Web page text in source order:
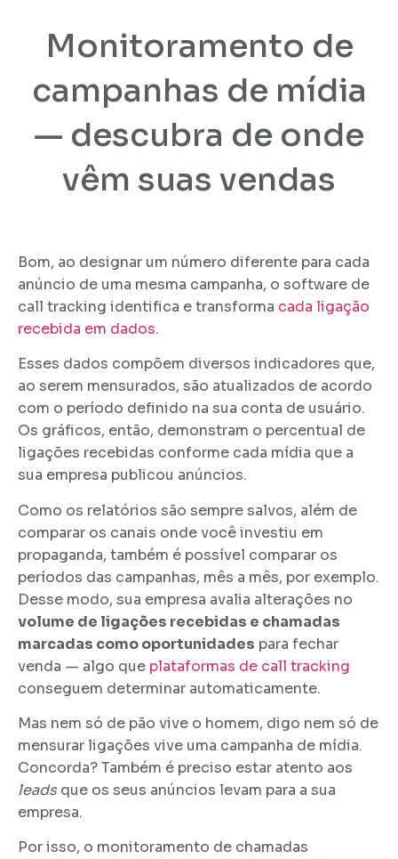
Monitoramento de
campanhas de mídia
— descubra de onde
vêm suas vendas
Bom, ao designar um número diferente para cada
anúncio de uma mesma campanha, o software de
call tracking identifica e transforma cada ligação
recebida em dados.
Esses dados compõem diversos indicadores que,
ao serem mensurados, são atualizados de acordo
com o período definido na sua conta de usuário.
Os gráficos, então, demonstram o percentual de
ligações recebidas conforme cada mídia que a
sua empresa publicou anúncios.
Como os relatórios são sempre salvos, além de
comparar os canais onde você investiu em
propaganda, também é possível comparar os
períodos das campanhas, mês a mês, por exemplo.
Desse modo, sua empresa avalia alterações no
volume de ligações recebidas e chamadas
marcadas como oportunidades para fechar
venda — algo que plataformas de call tracking
conseguem determinar automaticamente.
Mas nem só de pão vive o homem, digo nem só de
mensurar ligações vive uma campanha de mídia.
Concorda? Também é preciso estar atento aos
leads que os seus anúncios levam para a sua
empresa.
Por isso, o monitoramento de chamadas